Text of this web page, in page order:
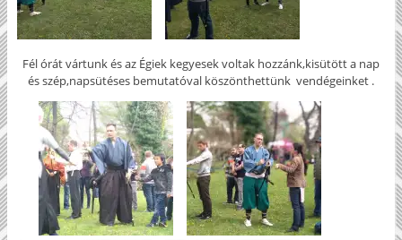
Fél órát vártunk és az Égiek kegyesek voltak hozzánk,kisütött a nap
és szép,napsütéses bemutatóval köszönthettünk vendégeinket .